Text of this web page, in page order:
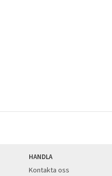
HANDLA
Kontakta oss